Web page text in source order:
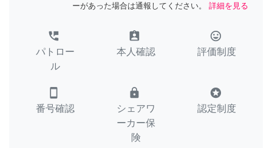
ーがあった場合は通報してください。
詳細を見る
perm_phone_msg
パトロー
ル
assignment_ind
本人確認
tag_faces
評価制度
smartphone
番号確認
lock
シェアワ
ーカー保
険
stars
認定制度